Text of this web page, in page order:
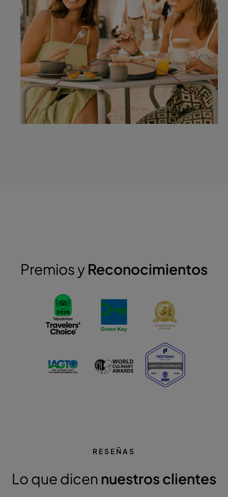
Premios y Reconocimientos
RESEÑAS
Lo que dicen nuestros clientes